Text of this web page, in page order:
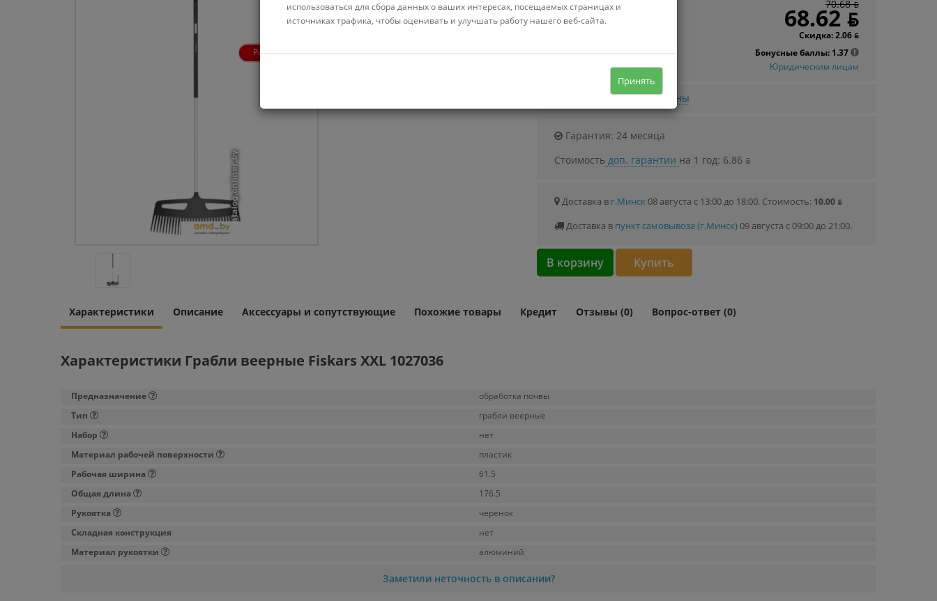
Распродажа
Можно купить в кредит
Стоимость от 1.91 ƃ/мec.
70.68 ƃ
68.62 ƃ
Скидка: 2.06 ƃ
Бонусные баллы: 1.37
Юридическим лицам
Узнать о снижении цены
Гарантия: 24 месяца
Стоимостьдоп. гарантии на 1 год: 6.86 ƃ
Доставка в г.Минск 08 августа с 13:00 до 18:00. Стоимость: 10.00 ƃ
Доставка в пункт самовывоза (г.Минск)09 августа с 09:00 до 21:00.
В корзину Купить
Характеристики Описание Аксессуары и сопутствующие Похожие товары Кредит Отзывы (0) Вопрос-ответ (0)
Характеристики Грабли веерные Fiskars XXL 1027036
Предназначение
обработка почвы
Тип
грабли веерные
Набор
нет
Материал рабочей поверхности
пластик
Рабочая ширина
61.5
Общая длина
176.5
Рукоятка
черенок
Складная конструкция
нет
Материал рукоятки
алюминий
Заметили неточность в описании?
использоваться для сбора данных о ваших интересах, посещаемых страницах и
источниках трафика, чтобы оценивать и улучшать работу нашего веб-сайта.
Принять